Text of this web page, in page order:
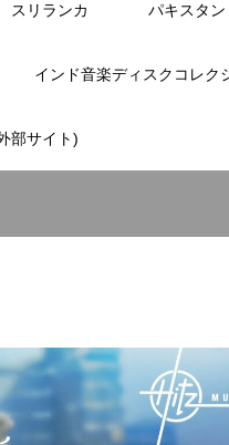
スリランカ パキスタン
インド音楽ディスクコレク
部サイト)